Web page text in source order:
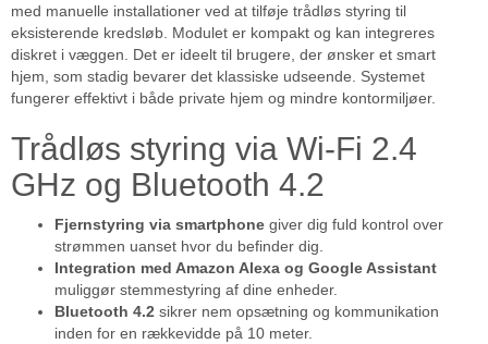
med manuelle installationer ved at tilføje trådløs styring til
eksisterende kredsløb. Modulet er kompakt og kan integreres
diskret i væggen. Det er ideelt til brugere, der ønsker et smart
hjem, som stadig bevarer det klassiske udseende. Systemet
fungerer effektivt i både private hjem og mindre kontormiljøer.
Trådløs styring via Wi-Fi 2.4
GHz og Bluetooth 4.2
Fjernstyring via smartphone giver dig fuld kontrol over
strømmen uanset hvor du befinder dig.
Integration med Amazon Alexa og Google Assistant
muliggør stemmestyring af dine enheder.
Bluetooth 4.2 sikrer nem opsætning og kommunikation
inden for en rækkevidde på 10 meter.